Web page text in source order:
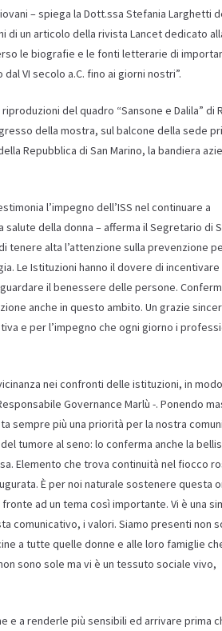
– spiega la Dott.ssa Stefania Larghetti
di un articolo della rivista Lancet dedicato
le biografie e le fonti letterarie di
VI secolo a.C. fino ai giorni nostri”.
del quadro “Sansone e Dalila” di
della mostra, sul balcone della sede
Repubblica di San Marino, la bandiera
l’impegno dell’ISS nel continuare a
della donna – afferma il Segretario di
tenere alta l’attenzione sulla prevenzione
Le Istituzioni hanno il dovere di incentivare
il benessere delle persone.
anche in questo ambito. Un grazie
e per l’impegno che ogni giorno i
nei confronti delle istituzioni, in modo
Governance Marlù -. Ponendo
sempre più una priorità per la nostra
tumore al seno: lo conferma anche la
Elemento che trova continuità nel fiocco
È per noi naturale sostenere questa
ad un tema così importante. Vi è una
comunicativo, i valori. Siamo presenti non
a tutte quelle donne e alle loro famiglie
sono sole ma vi è un tessuto sociale vivo,
e a renderle più sensibili ed arrivare prima